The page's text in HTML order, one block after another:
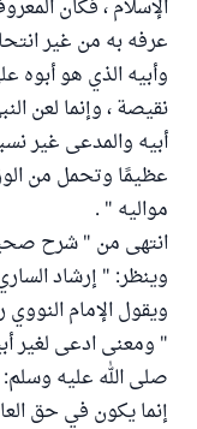
الإسلام ، فكان
عرفه به من غير
وأبيه الذي هو أبوه
نقيصة ، وإنما لعن
أبيه والمدعى غير
عظيمًا وتحمل من
مواليه " .
وينظر: " إرشاد
ويقول الإمام النووي
" ومعنى ادعى لغير
صلى الله عليه وسلم:
إنما يكون في حق